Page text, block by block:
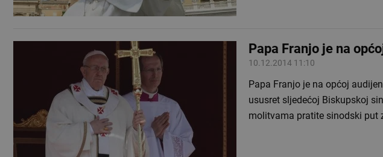
Papa Franjo je na
10.12.2014 11:10
Papa Franjo je na općoj
ususret sljedećoj Biskupskoj
molitvama pratite sinodski put